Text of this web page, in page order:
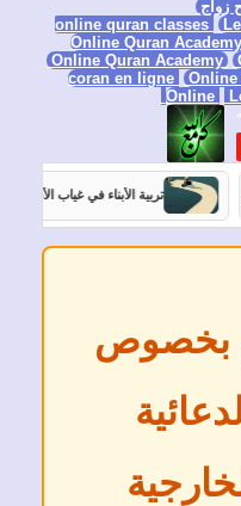
Online Quran
coran en
الأبناء في غياب الأب